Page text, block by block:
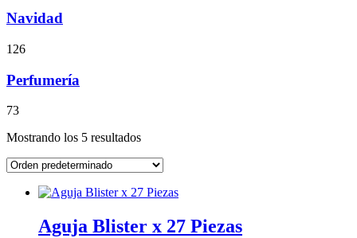
Navidad
126
Perfumería
73
Mostrando los 5 resultados
Aguja Blister x 27 Piezas